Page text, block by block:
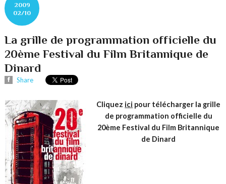
2009
02/10
La grille de programmation officielle du
20ème Festival du Film Britannique de
Dinard
Share
Cliquez ici pour télécharger la grille
de programmation officielle du
20ème Festival du Film Britannique
de Dinard